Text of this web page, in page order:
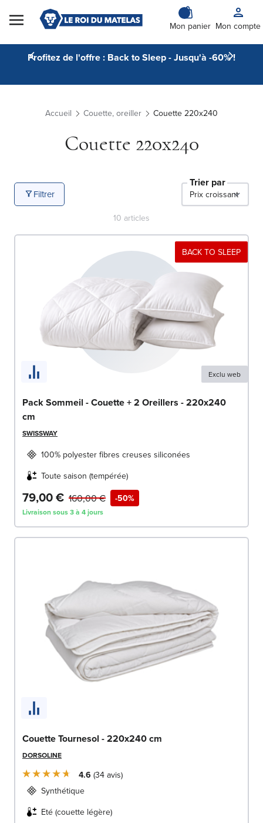
Skip to Content
Mon panier Mon compte
Profitez de l'offre : Back to Sleep - Jusqu'à -60% !
Accueil Couette, oreiller Couette 220x240
Couette 220x240
Filtrer
Trier par
10 articles
BACK TO SLEEP
Exclu web
Pack Sommeil - Couette + 2 Oreillers - 220x240
cm
SWISSWAY
100% polyester fibres creuses siliconées
Toute saison (tempérée)
79,00 € -50%
160,00 €
Livraison sous 3 à 4 jours
Couette Tournesol - 220x240 cm
DORSOLINE
4.6 34 avis
Synthétique
Eté (couette légère)